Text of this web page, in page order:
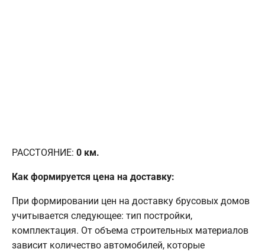
РАССТОЯНИЕ: 0 км.
Как формируется цена на доставку:
При формировании цен на доставку брусовых домов
учитывается следующее: тип постройки,
комплектация. От объема строительных материалов
зависит количество автомобилей, которые